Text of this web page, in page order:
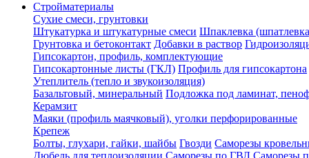
Стройматериалы
Сухие смеси, грунтовки
Штукатурка и штукатурные смеси Шпаклевка
Грунтовка и бетоконтакт Добавки в раствор
Гипсокартон, профиль, комплектующие
Гипсокартонные листы (ГКЛ) Профиль для гипсокартона
Утеплитель (тепло и звукоизоляция)
Базальтовый, минеральный Подложка под ламинат,
Керамзит
Маяки (профиль маячковый), уголки перфорированные
Крепеж
Болты, глухари, гайки, шайбы Гвозди Саморезы
Дюбель для теплоизоляции Саморезы по ГВЛ Саморезы